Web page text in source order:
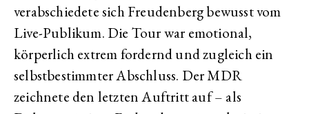
verabschiedete sich Freudenberg bewusst vom
Live-Publikum. Die Tour war emotional,
körperlich extrem fordernd und zugleich ein
selbstbestimmter Abschluss. Der MDR
zeichnete den letzten Auftritt auf – als